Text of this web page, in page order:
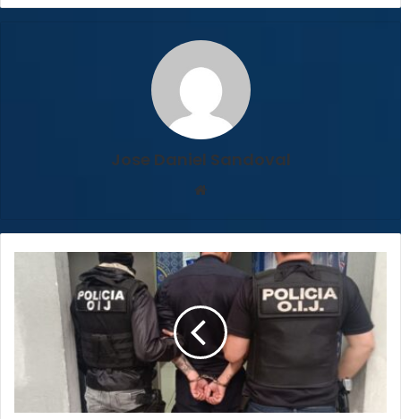
Jose Daniel Sandoval
Detienen
por